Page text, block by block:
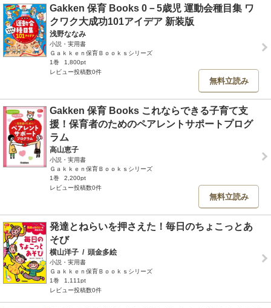
Gakken 保育 Books 0－5歳児 運動会種目集 ワ
クワク大成功101アイデア 新装版
浅野ななみ
小説・実用書
Ｇａｋｋｅｎ保育Ｂｏｏｋｓシリーズ
1巻
1,800pt
レビュー投稿数0件
無料立読み
Gakken 保育 Books これならできる子育て支
援！保育者のためのペアレントサポートプログ
ラム
高山恵子
小説・実用書
Ｇａｋｋｅｎ保育Ｂｏｏｋｓシリーズ
1巻
2,200pt
レビュー投稿数0件
無料立読み
発達とねらいを押さえた！毎日のちょこっとあ
そび
横山洋子 / 頭金多絵
小説・実用書
Ｇａｋｋｅｎ保育Ｂｏｏｋｓシリーズ
1巻
1,111pt
レビュー投稿数0件